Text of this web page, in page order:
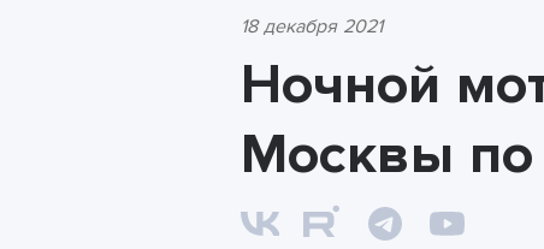
18 декабря 2021
Ночной
Москвы по